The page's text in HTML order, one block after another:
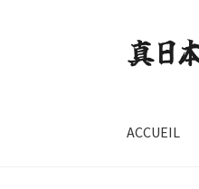
Aller
à
Aller
au
ACCUEIL